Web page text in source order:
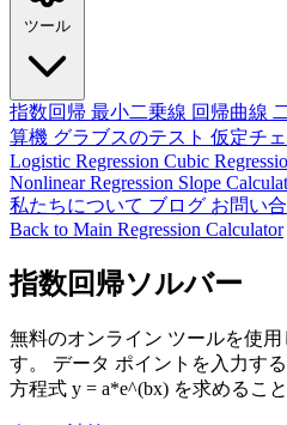
ツール
指数回帰 最小二乗線 回帰曲線
算機 グラブスのテスト 仮定チ
Logistic Regression Cubic
Nonlinear Regression Slope
私たちについて ブログ お問い
Back to Main Regression Calculator
指数回帰ソルバー
無料のオンライン ツールを使
す。 データ ポイントを入力す
方程式 y = a*e^(bx) を求めるこ